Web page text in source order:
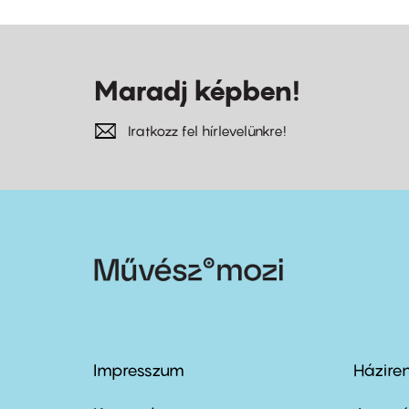
Maradj képben!
Iratkozz fel hírlevelünkre!
Footer
Impresszum